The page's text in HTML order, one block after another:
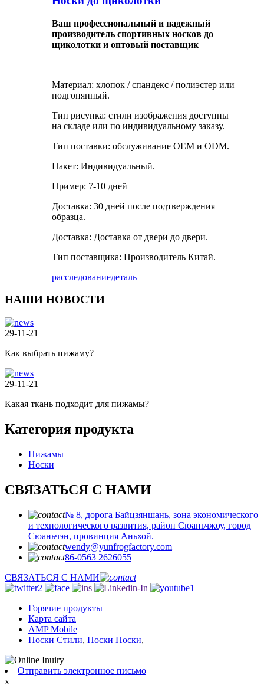
Ваш профессиональный и надежный
производитель спортивных носков до
щиколотки и оптовый поставщик
Материал: хлопок / спандекс / полиэстер или
подгонянный.
Тип рисунка: стили изображения доступны
на складе или по индивидуальному заказу.
Тип поставки: обслуживание OEM и ODM.
Пакет: Индивидуальный.
Пример: 7-10 дней
Доставка: 30 дней после подтверждения
образца.
Доставка: Доставка от двери до двери.
Тип поставщика: Производитель Китай.
расследованиедеталь
НАШИ НОВОСТИ
29-11-21
Как выбрать пижаму?
29-11-21
Какая ткань подходит для пижамы?
Категория продукта
Пижамы
Носки
СВЯЗАТЬСЯ С НАМИ
№ 8, дорога Байцзяншань, зона экономического
и технологического развития, район Сюаньчжоу, город
Сюаньчэн, провинция Аньхой.
wendy@yunfrogfactory.com
86-0563 2626055
СВЯЗАТЬСЯ С НАМИ
Горячие продукты
Карта сайта
AMP Mobile
Носки Стили, Носки Носки,
Отправить электронное письмо
x